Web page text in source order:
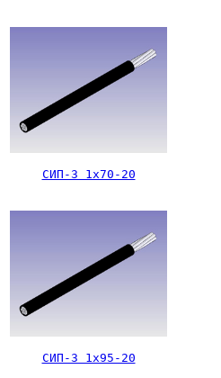
СИП-3 1х70-20
СИП-3 1х95-20